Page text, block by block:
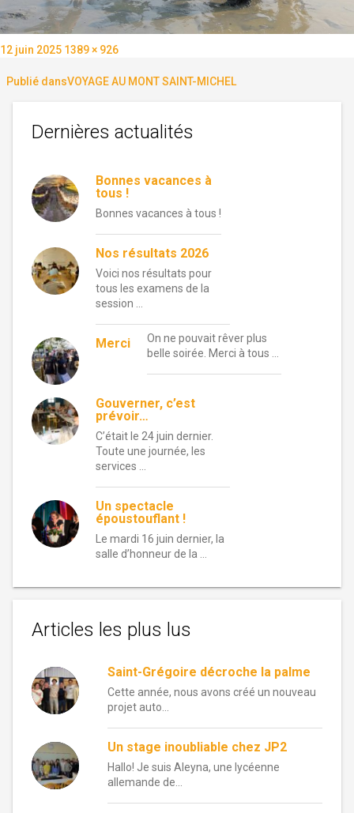
Publié
12 juin 2025 Taille
1389 × 926
Navigation
de
l’article
Publié dansVOYAGE AU MONT SAINT-MICHEL
Dernières actualités
Bonnes vacances à
tous !
Bonnes vacances à tous !
Nos résultats 2026
Voici nos résultats pour
tous les examens de la
session …
Merci
On ne pouvait rêver plus
belle soirée. Merci à tous …
Gouverner, c’est
prévoir…
C’était le 24 juin dernier.
Toute une journée, les
services …
Un spectacle
époustouflant !
Le mardi 16 juin dernier, la
salle d’honneur de la …
Articles les plus lus
Saint-Grégoire décroche la palme
Cette année, nous avons créé un nouveau
projet auto...
Un stage inoubliable chez JP2
Hallo! Je suis Aleyna, une lycéenne
allemande de...